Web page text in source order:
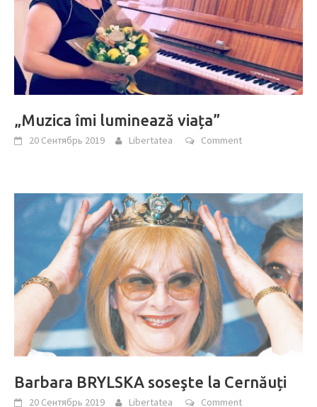
„Muzica îmi luminează viața”
20 Сентябрь 2019 Libertatea Comment
Barbara BRYLSKA soseşte la Cernăuți
20 Сентябрь 2019 Libertatea Comment